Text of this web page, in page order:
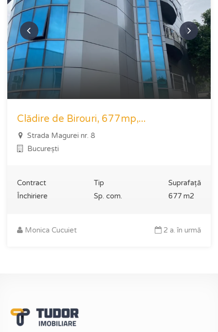
Clădire de Birouri, 677mp,...
Strada Magurei nr. 8
București
Contract
Închiriere
Tip
Sp. com.
Suprafață
677 m2
Monica Cucuiet 2 a. în urmă